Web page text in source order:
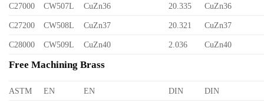
C27000 CW507L CuZn36 20.335 CuZn36
C27200 CW508L CuZn37 20.321 CuZn37
C28000 CW509L CuZn40 2.036 CuZn40
Free Machining Brass
ASTM EN EN DIN DIN